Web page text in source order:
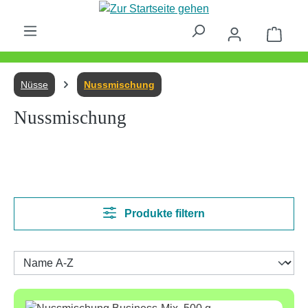
Zum Hauptinhalt springen
Nüsse Nussmischung
Nussmischung
Produkte filtern